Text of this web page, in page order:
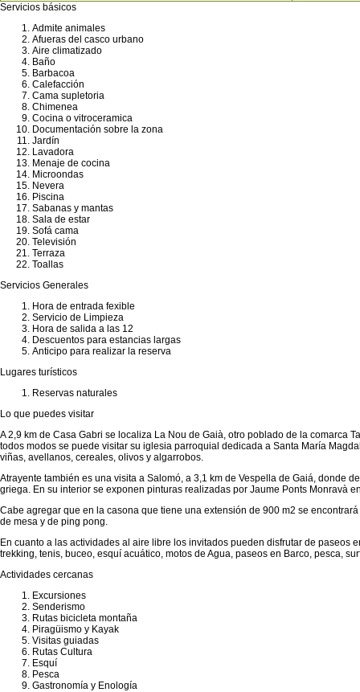
Servicios básicos
Admite animales
Afueras del casco urbano
Aire climatizado
Baño
Barbacoa
Calefacción
Cama supletoria
Chimenea
Cocina o vitroceramica
Documentación sobre la zona
Jardín
Lavadora
Menaje de cocina
Microondas
Nevera
Piscina
Sabanas y mantas
Sala de estar
Sofá cama
Televisión
Terraza
Toallas
Servicios Generales
Hora de entrada fexible
Servicio de Limpieza
Hora de salida a las 12
Descuentos para estancias largas
Anticipo para realizar la reserva
Lugares turísticos
Reservas naturales
Lo que puedes visitar
A 2,9 km de Casa Gabri se localiza La Nou de Gaià, otro poblado de la comarca
todos modos se puede visitar su iglesia parroquial dedicada a Santa María
viñas, avellanos, cereales, olivos y algarrobos.
Atrayente también es una visita a Salomó, a 3,1 km de Vespella de Gaiá, donde
griega. En su interior se exponen pinturas realizadas por Jaume Ponts Monravà
Cabe agregar que en la casona que tiene una extensión de 900 m2 se
de mesa y de ping pong.
En cuanto a las actividades al aire libre los invitados pueden disfrutar de
trekking, tenis, buceo, esquí acuático, motos de Agua, paseos en Barco, pesca,
Actividades cercanas
Excursiones
Senderismo
Rutas bicicleta montaña
Piragüismo y Kayak
Visitas guiadas
Rutas Cultura
Esquí
Pesca
Gastronomía y Enología